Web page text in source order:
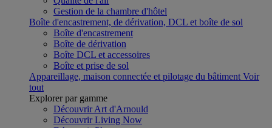
Gestion de la chambre d'hôtel
Boîte d'encastrement, de dérivation, DCL et boîte de sol
Boîte d'encastrement
Boîte de dérivation
Boîte DCL et accessoires
Boîte et prise de sol
Appareillage, maison connectée et pilotage du bâtiment Voir
tout
Explorer par gamme
Découvrir Art d'Arnould
Découvrir Living Now